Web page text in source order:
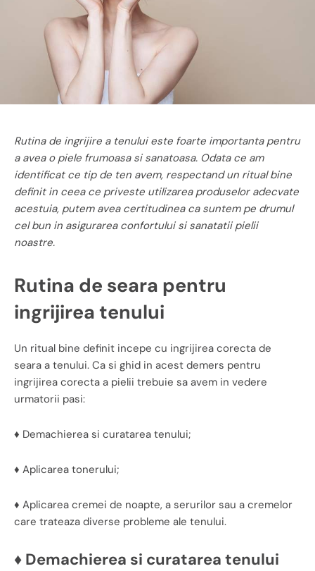
Rutina de ingrijire a tenului este foarte importanta pentru
a avea o piele frumoasa si sanatoasa. Odata ce am
identificat ce tip de ten avem, respectand un ritual bine
definit in ceea ce priveste utilizarea produselor adecvate
acestuia, putem avea certitudinea ca suntem pe drumul
cel bun in asigurarea confortului si sanatatii pielii
noastre.
Rutina de seara pentru
ingrijirea tenului
Un ritual bine definit incepe cu ingrijirea corecta de
seara a tenului. Ca si ghid in acest demers pentru
ingrijirea corecta a pielii trebuie sa avem in vedere
urmatorii pasi:
♦ Demachierea si curatarea tenului;
♦ Aplicarea tonerului;
♦ Aplicarea cremei de noapte, a serurilor sau a cremelor
care trateaza diverse probleme ale tenului.
♦ Demachierea si curatarea tenului